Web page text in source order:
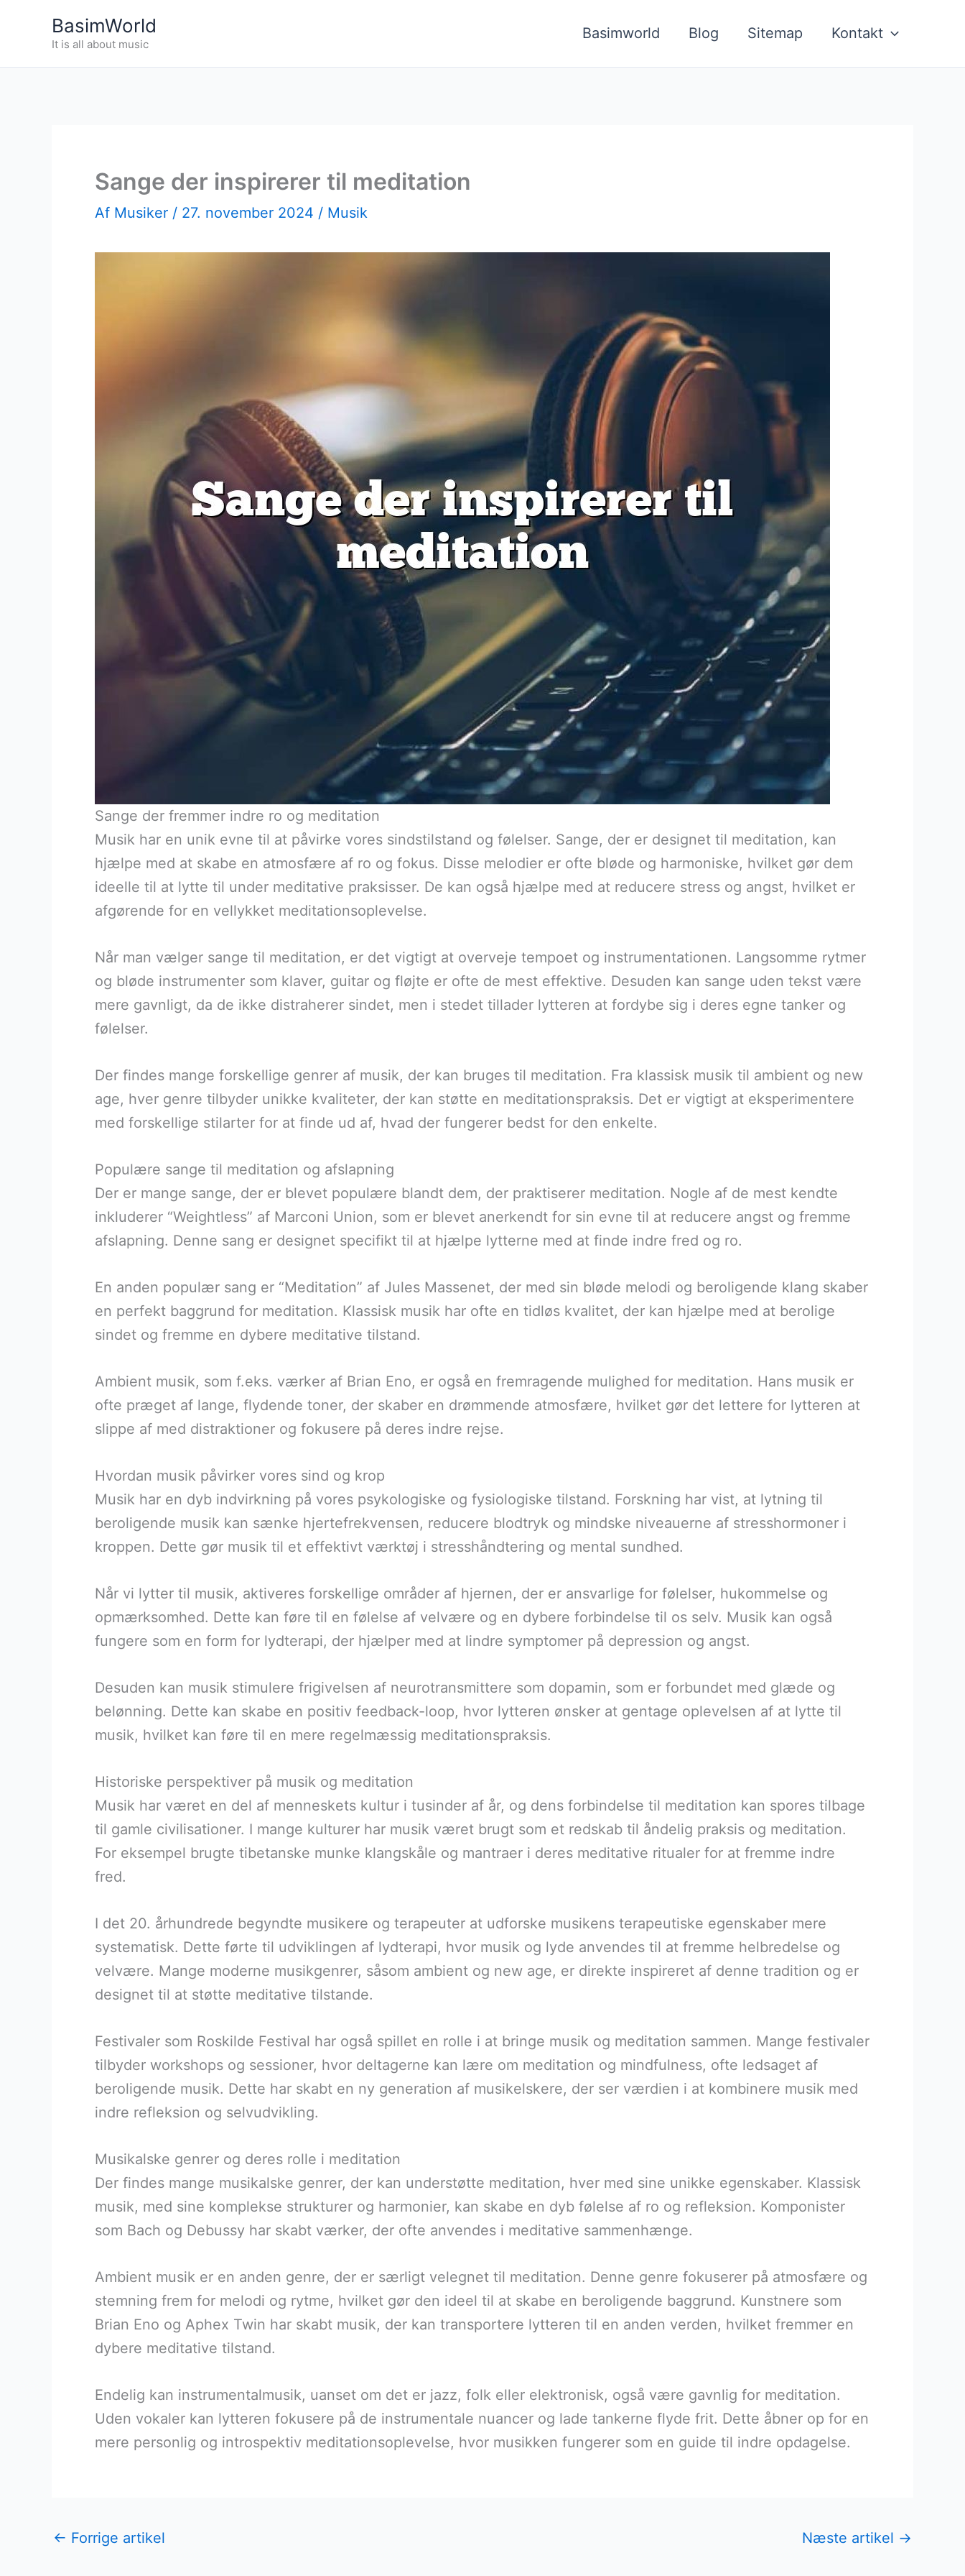
BasimWorld
It is all about music
Basimworld Blog Sitemap Kontakt
Sange der inspirerer til meditation
Af Musiker / 27. november 2024 / Musik
Sange der fremmer indre ro og meditation
Musik har en unik evne til at påvirke vores sindstilstand og følelser. Sange, der er designet til meditation, kan
hjælpe med at skabe en atmosfære af ro og fokus. Disse melodier er ofte bløde og harmoniske, hvilket gør dem
ideelle til at lytte til under meditative praksisser. De kan også hjælpe med at reducere stress og angst, hvilket er
afgørende for en vellykket meditationsoplevelse.
Når man vælger sange til meditation, er det vigtigt at overveje tempoet og instrumentationen. Langsomme rytmer
og bløde instrumenter som klaver, guitar og fløjte er ofte de mest effektive. Desuden kan sange uden tekst være
mere gavnligt, da de ikke distraherer sindet, men i stedet tillader lytteren at fordybe sig i deres egne tanker og
følelser.
Der findes mange forskellige genrer af musik, der kan bruges til meditation. Fra klassisk musik til ambient og new
age, hver genre tilbyder unikke kvaliteter, der kan støtte en meditationspraksis. Det er vigtigt at eksperimentere
med forskellige stilarter for at finde ud af, hvad der fungerer bedst for den enkelte.
Populære sange til meditation og afslapning
Der er mange sange, der er blevet populære blandt dem, der praktiserer meditation. Nogle af de mest kendte
inkluderer “Weightless” af Marconi Union, som er blevet anerkendt for sin evne til at reducere angst og fremme
afslapning. Denne sang er designet specifikt til at hjælpe lytterne med at finde indre fred og ro.
En anden populær sang er “Meditation” af Jules Massenet, der med sin bløde melodi og beroligende klang skaber
en perfekt baggrund for meditation. Klassisk musik har ofte en tidløs kvalitet, der kan hjælpe med at berolige
sindet og fremme en dybere meditative tilstand.
Ambient musik, som f.eks. værker af Brian Eno, er også en fremragende mulighed for meditation. Hans musik er
ofte præget af lange, flydende toner, der skaber en drømmende atmosfære, hvilket gør det lettere for lytteren at
slippe af med distraktioner og fokusere på deres indre rejse.
Hvordan musik påvirker vores sind og krop
Musik har en dyb indvirkning på vores psykologiske og fysiologiske tilstand. Forskning har vist, at lytning til
beroligende musik kan sænke hjertefrekvensen, reducere blodtryk og mindske niveauerne af stresshormoner i
kroppen. Dette gør musik til et effektivt værktøj i stresshåndtering og mental sundhed.
Når vi lytter til musik, aktiveres forskellige områder af hjernen, der er ansvarlige for følelser, hukommelse og
opmærksomhed. Dette kan føre til en følelse af velvære og en dybere forbindelse til os selv. Musik kan også
fungere som en form for lydterapi, der hjælper med at lindre symptomer på depression og angst.
Desuden kan musik stimulere frigivelsen af neurotransmittere som dopamin, som er forbundet med glæde og
belønning. Dette kan skabe en positiv feedback-loop, hvor lytteren ønsker at gentage oplevelsen af at lytte til
musik, hvilket kan føre til en mere regelmæssig meditationspraksis.
Historiske perspektiver på musik og meditation
Musik har været en del af menneskets kultur i tusinder af år, og dens forbindelse til meditation kan spores tilbage
til gamle civilisationer. I mange kulturer har musik været brugt som et redskab til åndelig praksis og meditation.
For eksempel brugte tibetanske munke klangskåle og mantraer i deres meditative ritualer for at fremme indre
fred.
I det 20. århundrede begyndte musikere og terapeuter at udforske musikens terapeutiske egenskaber mere
systematisk. Dette førte til udviklingen af lydterapi, hvor musik og lyde anvendes til at fremme helbredelse og
velvære. Mange moderne musikgenrer, såsom ambient og new age, er direkte inspireret af denne tradition og er
designet til at støtte meditative tilstande.
Festivaler som Roskilde Festival har også spillet en rolle i at bringe musik og meditation sammen. Mange festivaler
tilbyder workshops og sessioner, hvor deltagerne kan lære om meditation og mindfulness, ofte ledsaget af
beroligende musik. Dette har skabt en ny generation af musikelskere, der ser værdien i at kombinere musik med
indre refleksion og selvudvikling.
Musikalske genrer og deres rolle i meditation
Der findes mange musikalske genrer, der kan understøtte meditation, hver med sine unikke egenskaber. Klassisk
musik, med sine komplekse strukturer og harmonier, kan skabe en dyb følelse af ro og refleksion. Komponister
som Bach og Debussy har skabt værker, der ofte anvendes i meditative sammenhænge.
Ambient musik er en anden genre, der er særligt velegnet til meditation. Denne genre fokuserer på atmosfære og
stemning frem for melodi og rytme, hvilket gør den ideel til at skabe en beroligende baggrund. Kunstnere som
Brian Eno og Aphex Twin har skabt musik, der kan transportere lytteren til en anden verden, hvilket fremmer en
dybere meditative tilstand.
Endelig kan instrumentalmusik, uanset om det er jazz, folk eller elektronisk, også være gavnlig for meditation.
Uden vokaler kan lytteren fokusere på de instrumentale nuancer og lade tankerne flyde frit. Dette åbner op for en
mere personlig og introspektiv meditationsoplevelse, hvor musikken fungerer som en guide til indre opdagelse.
← Forrige artikel Næste artikel →